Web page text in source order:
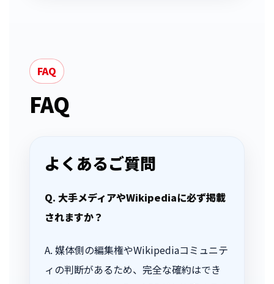
FAQ
FAQ
よくあるご質問
Q. 大手メディアやWikipediaに必ず掲載
されますか？
A. 媒体側の編集権やWikipediaコミュニテ
ィの判断があるため、完全な確約はでき